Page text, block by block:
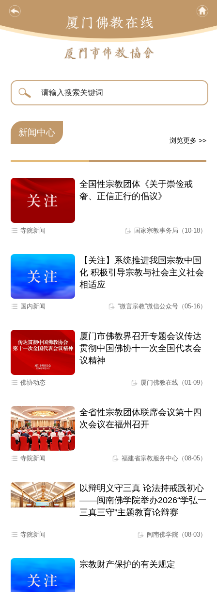
新闻中心
浏览更多 >>
全国性宗教团体《关于崇俭戒
奢、正信正行的倡议》
国家宗教事务局（10-18）
寺院新闻
【关注】系统推进我国宗教中国
化 积极引导宗教与社会主义社会
相适应
“微言宗教”微信公众号（05-16）
国内新闻
厦门市佛教界召开专题会议传达
贯彻中国佛协十一次全国代表会
议精神
厦门佛教在线（01-09）
佛协动态
全省性宗教团体联席会议第十四
次会议在福州召开
福建省宗教服务中心（08-05）
寺院新闻
以辩明义守三真 论法持戒践初心
——闽南佛学院举办2026“学弘一
三真三守”主题教育论辩赛
闽南佛学院（08-03）
寺院新闻
宗教财产保护的有关规定